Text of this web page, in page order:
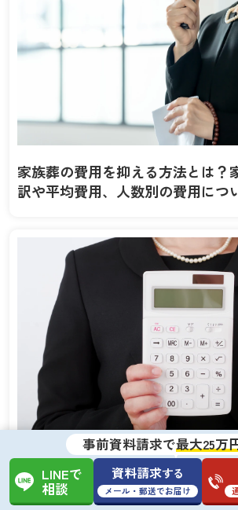
家族葬の費用を抑える方法とは？
訳や平均費用、人数別の費用につ
葬儀費用の相場
事前資料請求で最大25万
LINEで
相談
資料請求する
メール・郵送でお届け